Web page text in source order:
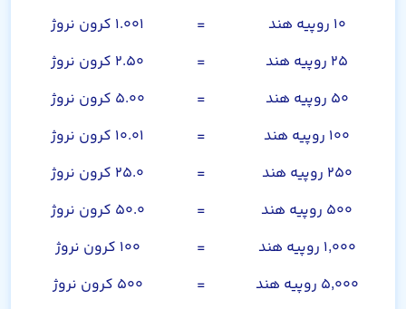
۱۰ روپیه هند
=
۱.۰۰۱ کرون نروژ
۲۵ روپیه هند
=
۲.۵۰ کرون نروژ
۵۰ روپیه هند
=
۵.۰۰ کرون نروژ
۱۰۰ روپیه هند
=
۱۰.۰۱ کرون نروژ
۲۵۰ روپیه هند
=
۲۵.۰ کرون نروژ
۵۰۰ روپیه هند
=
۵۰.۰ کرون نروژ
۱,۰۰۰ روپیه هند
=
۱۰۰ کرون نروژ
۵,۰۰۰ روپیه هند
=
۵۰۰ کرون نروژ